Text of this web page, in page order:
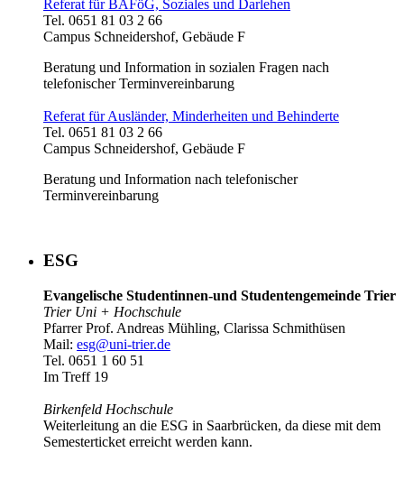
Referat für BAFöG, Soziales und Darlehen
Tel. 0651 81 03 2 66
Campus Schneidershof, Gebäude F
Beratung und Information in sozialen Fragen nach
telefonischer Terminvereinbarung
Referat für Ausländer, Minderheiten und Behinderte
Tel. 0651 81 03 2 66
Campus Schneidershof, Gebäude F
Beratung und Information nach telefonischer
Terminvereinbarung
ESG
Evangelische Studentinnen-und Studentengemeinde Trier
Trier Uni + Hochschule
Pfarrer Prof. Andreas Mühling, Clarissa Schmithüsen
Mail: esg@uni-trier.de
Tel. 0651 1 60 51
Im Treff 19
Birkenfeld Hochschule
Weiterleitung an die ESG in Saarbrücken, da diese mit dem
Semesterticket erreicht werden kann.